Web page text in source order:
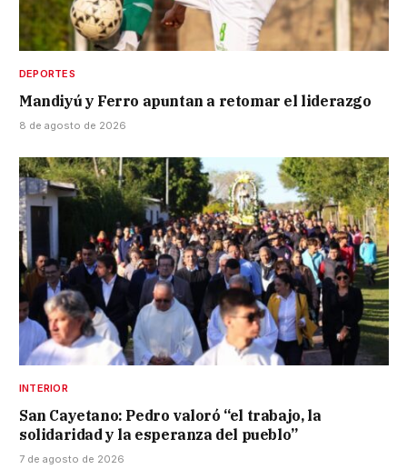
DEPORTES
Mandiyú y Ferro apuntan a retomar el liderazgo
8 de agosto de 2026
INTERIOR
San Cayetano: Pedro valoró “el trabajo, la
solidaridad y la esperanza del pueblo”
7 de agosto de 2026